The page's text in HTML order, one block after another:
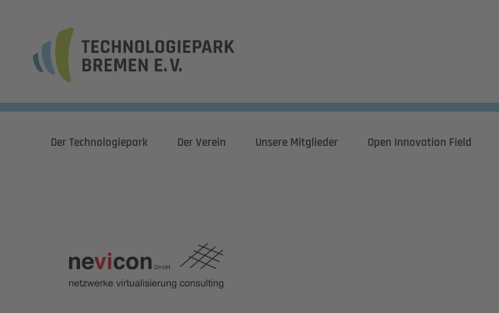
Der Technologiepark Der Verein Unsere Mitglieder Open Innovation Field